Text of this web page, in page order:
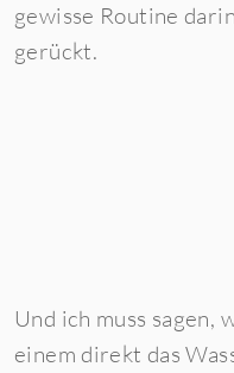
gewisse Routine
gerückt.
Und ich muss sagen,
einem direkt das